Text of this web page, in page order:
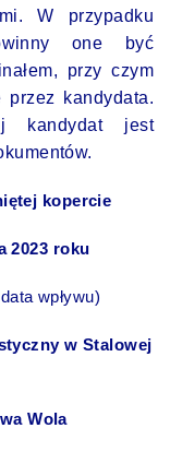
W przypadku
one być
przy czym
przez kandydata.
kandydat jest
kopercie
2023 roku
wpływu)
w Stalowej
Wola